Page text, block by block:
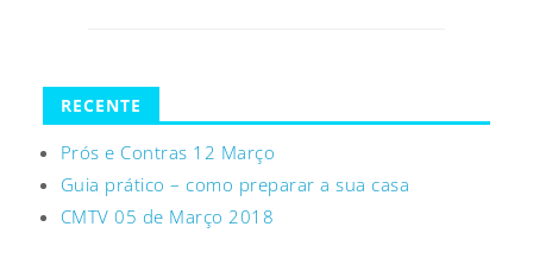
RECENTE
Prós e Contras 12 Março
Guia prático – como preparar a sua casa
CMTV 05 de Março 2018